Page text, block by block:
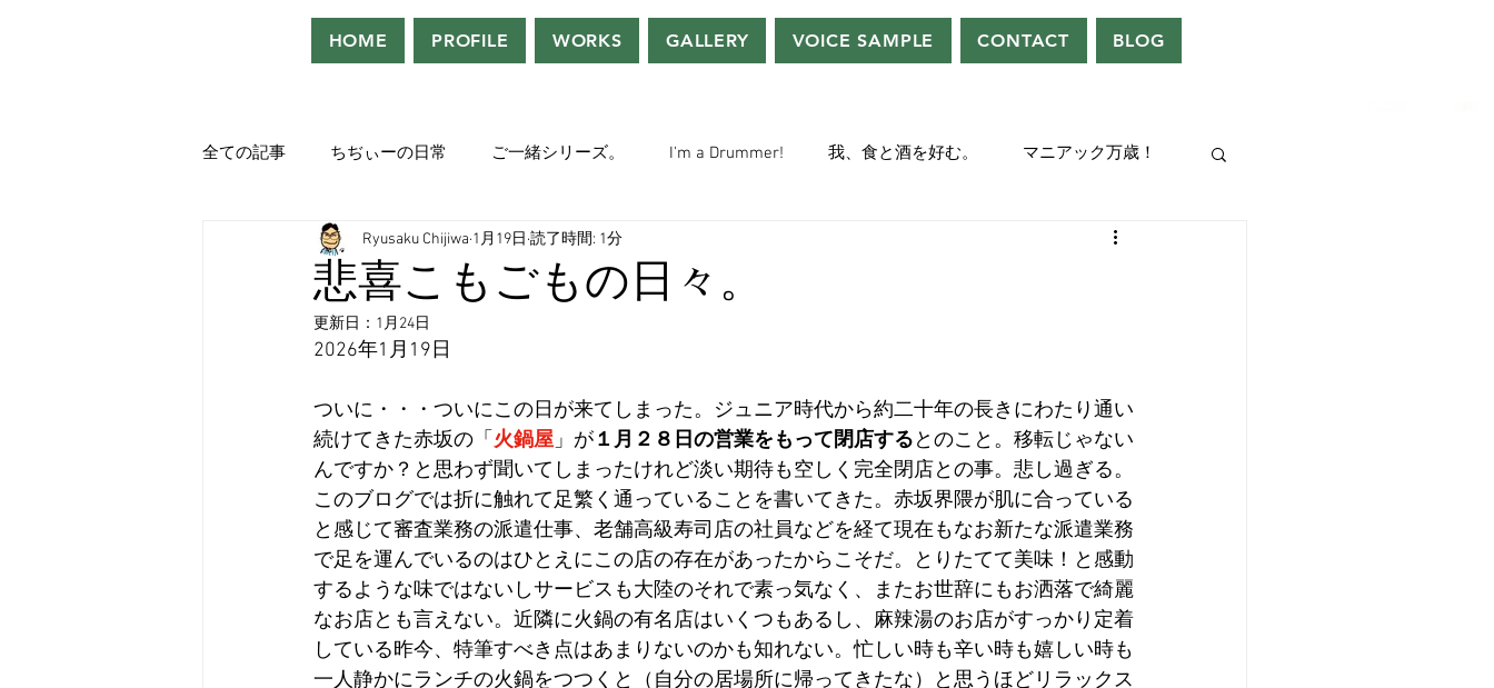
HOME PROFILE WORKS GALLERY VOICE SAMPLE CONTACT BLOG
全ての記事 ちぢぃーの日常 ご一緒シリーズ。 I'm a Drummer! 我、食と酒を好む。 マニアック万歳！
役者として、声優として。 ちぢぃー的VOWネタ。
吹き替えが好き！！
Saturdeay Scrapbook タツロー・マニア一年生。 ぬこ日記。 ＡＩ落書きシリーズ。
悲喜こもごもの日々。
Ryusaku Chijiwa 1月19日 読了時間: 1分
更新日： 1月24日
2026年1月19日
ついに・・・ついにこの日が来てしまった。ジュニア時代から約二十年の長きにわたり通い
続けてきた赤坂の「 火鍋屋 」が１月２８日の営業をもって閉店するとのこと。移転じゃない
んですか？と思わず聞いてしまったけれど淡い期待も空しく完全閉店との事。悲し過ぎる。
このブログでは折に触れて足繁く通っていることを書いてきた。赤坂界隈が肌に合っている
と感じて審査業務の派遣仕事、老舗高級寿司店の社員などを経て現在もなお新たな派遣業務
で足を運んでいるのはひとえにこの店の存在があったからこそだ。とりたてて美味！と感動
するような味ではないしサービスも大陸のそれで素っ気なく、またお世辞にもお洒落で綺麗
なお店とも言えない。近隣に火鍋の有名店はいくつもあるし、麻辣湯のお店がすっかり定着
している昨今、特筆すべき点はあまりないのかも知れない。忙しい時も辛い時も嬉しい時も
一人静かにランチの火鍋をつつくと（自分の居場所に帰ってきたな）と思うほどリラックス